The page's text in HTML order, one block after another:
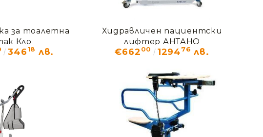
за тоалетна
Кло
34618 лв.
Хидравличен пациентски
лифтер АНТАНО
€66200 129476 лв.